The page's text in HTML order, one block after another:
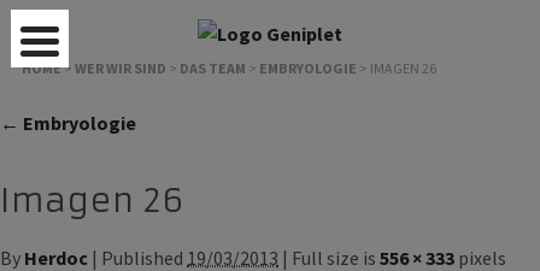
HOME> WER WIR SIND > DAS TEAM > EMBRYOLOGIE > IMAGEN 26
← Embryologie
Imagen 26
By Herdoc | Published 19/03/2013 | Full size is 556 × 333 pixels